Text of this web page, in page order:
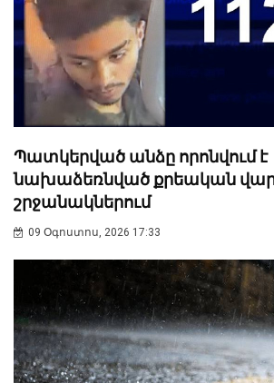
Պատկերված անձը որոնվում է
նախաձեռնված քրեական
շրջանակներում
09 Օգոստոս, 2026 17:33